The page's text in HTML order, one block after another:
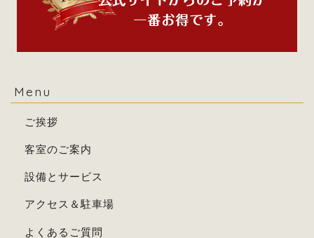
Menu
ご挨拶
客室のご案内
設備とサービス
アクセス＆駐車場
よくあるご質問